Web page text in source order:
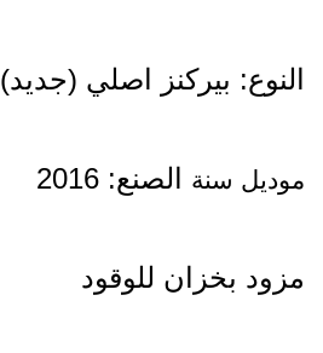
النوع: بيركنز اصلي (جديد) 35KVA/30KW
موديل سنة الصنع:
2016
مزود بخزان للوقود